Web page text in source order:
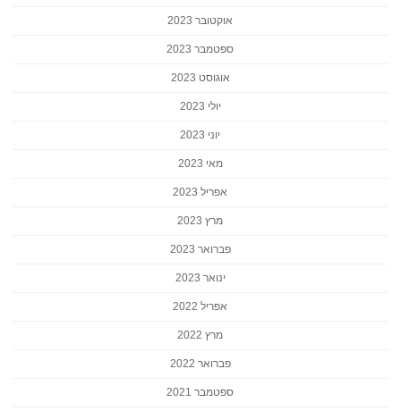
אוקטובר 2023
ספטמבר 2023
אוגוסט 2023
יולי 2023
יוני 2023
מאי 2023
אפריל 2023
מרץ 2023
פברואר 2023
ינואר 2023
אפריל 2022
מרץ 2022
פברואר 2022
ספטמבר 2021